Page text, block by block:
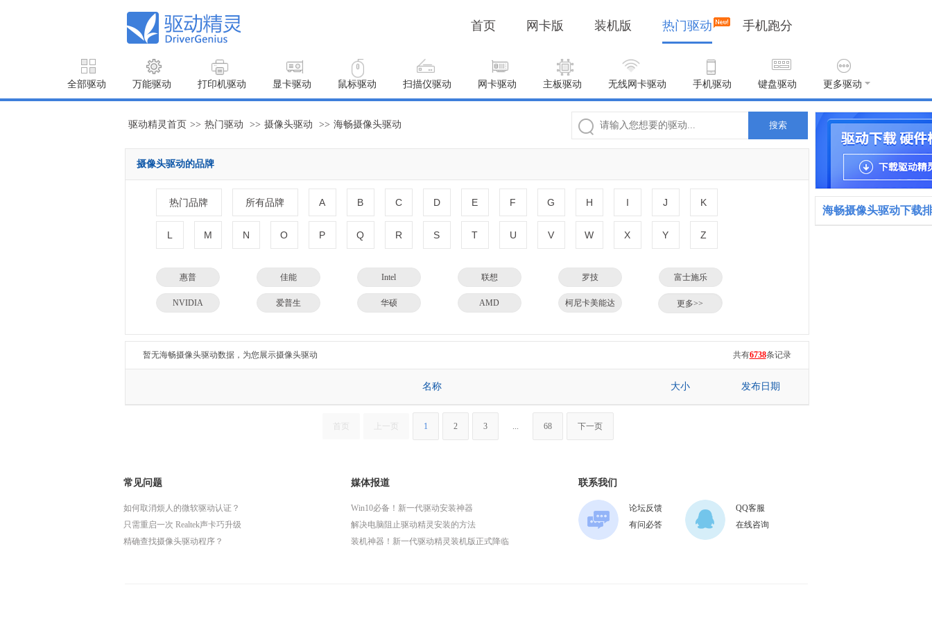
首页 网卡版 装机版 热门驱动 手机跑分
全部驱动 万能驱动 打印机驱动 显卡驱动 鼠标驱动 扫描仪驱动 网卡驱动 主板驱动 无线网卡驱动 手机驱动 键盘驱动 更多驱动
驱动精灵首页 >> 热门驱动 >> 摄像头驱动 >> 海畅摄像头驱动 搜索
摄像头驱动的品牌
热门品牌 所有品牌 A B C D E F G H I J K
L M N O P Q R S T U V W X Y Z
惠普 佳能 Intel 联想 罗技 富士施乐
NVIDIA 爱普生 华硕 AMD 柯尼卡美能达 小米
得力 瑞昱
更多>>
暂无海畅摄像头驱动数据，为您展示摄像头驱动 共有6738条记录
名称 大小 发布日期
首页 上一页 1 2 3 ... 68 下一页
海畅摄像头驱动下载
常见问题
如何取消烦人的微软驱动认证？
只需重启一次 Realtek声卡巧升级
精确查找摄像头驱动程序？
媒体报道
Win10必备！新一代驱动安装神器
解决电脑阻止驱动精灵安装的方法
装机神器！新一代驱动精灵装机版正式降临
联系我们
论坛反馈
有问必答
QQ客服
在线咨询